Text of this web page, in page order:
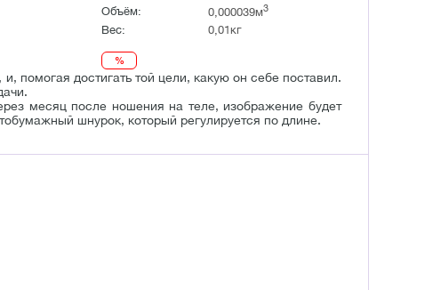
Объём:
0,000039м3
Вес: 0,01кг
%
помогая достигать той цели, какую он себе поставил.
месяц после ношения на теле, изображение будет
шнурок, который регулируется по длине.